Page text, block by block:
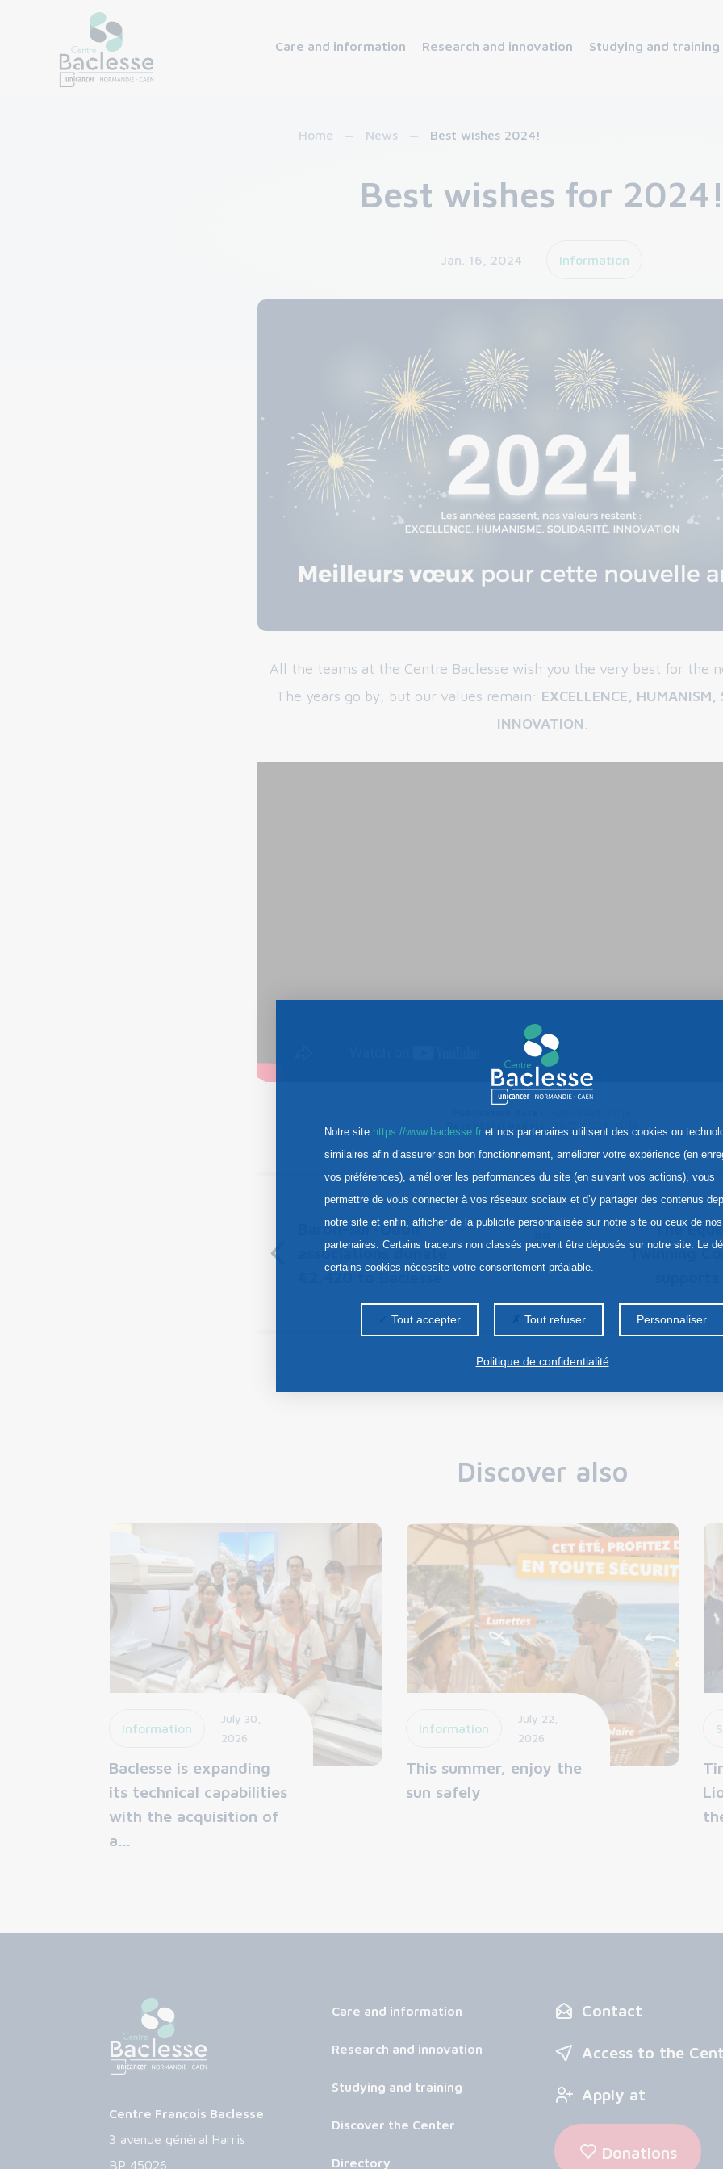
Care and information Research and innovation Studying and training
Home News Best wishes 2024!
Best wishes for
Jan. 16, 2024 Information
All the teams at the Centre Baclesse wish you the very best for the
The years go by, but our values remain: EXCELLENCE,
INNOVATION
Date of last update : 16/01/2024, 11:16
Baron-sur-Odon
associations donate
€2,420 to Baclesse
Contents
The
Twinning
Discover also
Information
July 30,
2026
Baclesse is expanding
its technical capabilities
with the acquisition of
a…
Information
July 22,
2026
This summer, enjoy the
sun safely
Centre François Baclesse
3 avenue général Harris
BP 45026
Care and information
Research and innovation
Studying and training
Discover the Center
Directory
Contact
Access to the
Apply at
Donations
Notre site https://www.baclesse.fr et nos partenaires utilisent des cookies ou
similaires afin d’assurer son bon fonctionnement, améliorer votre expérience (en
vos préférences), améliorer les performances du site (en suivant vos actions), vous
permettre de vous connecter à vos réseaux sociaux et d’y partager des contenus
notre site et enfin, afficher de la publicité personnalisée sur notre site ou ceux de nos
partenaires. Certains traceurs non classés peuvent être déposés sur notre site. Le
certains cookies nécessite votre consentement préalable.
Tout accepter Tout refuser Personnaliser
Politique de confidentialité